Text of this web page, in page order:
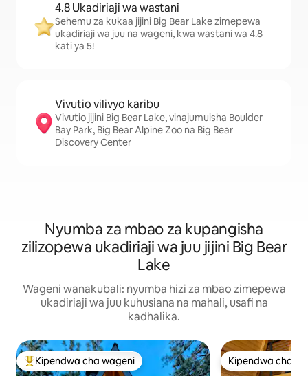
4.8 Ukadiriaji wa wastani
Sehemu za kukaa jijini Big Bear Lake zimepewa
ukadiriaji wa juu na wageni, kwa wastani wa 4.8
kati ya 5!
Vivutio vilivyo karibu
Vivutio jijini Big Bear Lake, vinajumuisha Boulder
Bay Park, Big Bear Alpine Zoo na Big Bear
Discovery Center
Nyumba za mbao za kupangisha
zilizopewa ukadiriaji wa juu jijini Big Bear
Lake
Wageni wanakubali: nyumba hizi za mbao zimepewa
ukadiriaji wa juu kuhusiana na mahali, usafi na
kadhalika.
Kipendwa maarufu cha wageni
Kipendwa cha wageni Kipendwa cha
Kipendwa cha